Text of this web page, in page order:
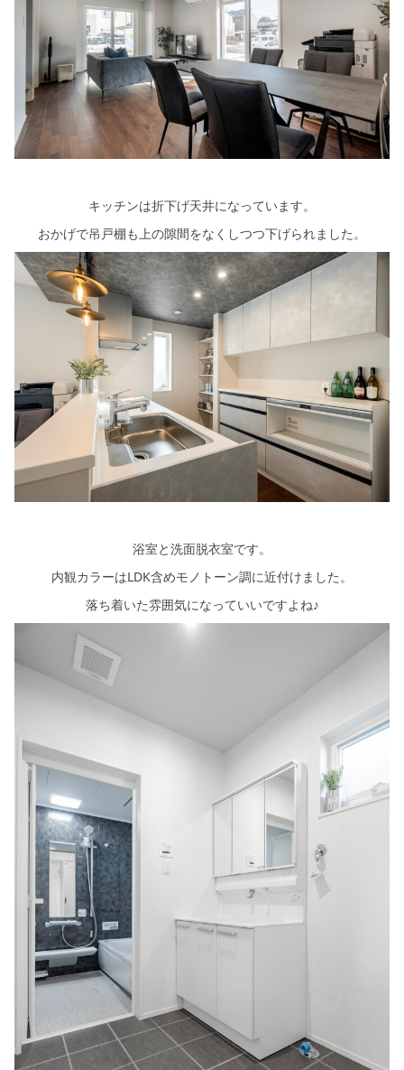
キッチンは折下げ天井になっています。
おかげで吊戸棚も上の隙間をなくしつつ下げられました。
浴室と洗面脱衣室です。
内観カラーはLDK含めモノトーン調に近付けました。
落ち着いた雰囲気になっていいですよね♪